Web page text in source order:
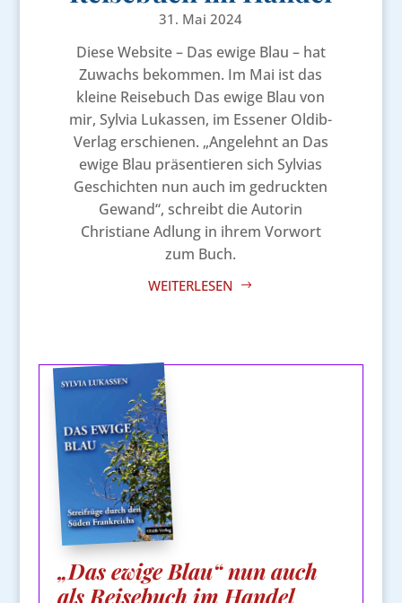
31. Mai 2024
Diese Website – Das ewige Blau – hat
Zuwachs bekommen. Im Mai ist das
kleine Reisebuch Das ewige Blau von
mir, Sylvia Lukassen, im Essener Oldib-
Verlag erschienen. „Angelehnt an Das
ewige Blau präsentieren sich Sylvias
Geschichten nun auch im gedruckten
Gewand“, schreibt die Autorin
Christiane Adlung in ihrem Vorwort
zum Buch.
WEITERLESEN
„Das ewige Blau“ nun auch
als Reisebuch im Handel